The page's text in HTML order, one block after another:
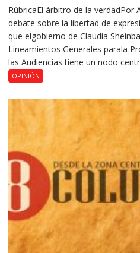
RúbricaEl árbitro de la verdadPor
debate sobre la libertad de
que elgobierno de Claudia
Lineamientos Generales parala
las Audiencias tiene un nodo
OPINIÓN